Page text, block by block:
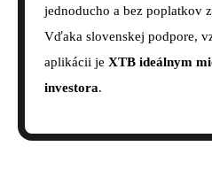
jednoducho a bez poplatkov
Vďaka slovenskej podpore,
aplikácii je XTB ideálnym
investora.